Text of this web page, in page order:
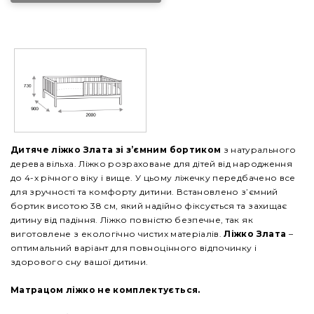
Дитяче ліжко Злата зі з’ємним бортиком ​​з натурального
дерева вільха. Ліжко розраховане для дітей від народження
до 4-х річного віку і вище. У цьому ліжечку передбачено все
для зручності та комфорту дитини. Встановлено з’ємний
бортик висотою 38 см, який надійно фіксується та захищає
дитину від падіння. Ліжко повністю безпечне, так як
виготовлене з екологічно чистих матеріалів.Ліжко Злата –
оптимальний варіант для повноцінного відпочинку і
здорового сну вашої дитини.
Матрацом ліжко не комплектується.